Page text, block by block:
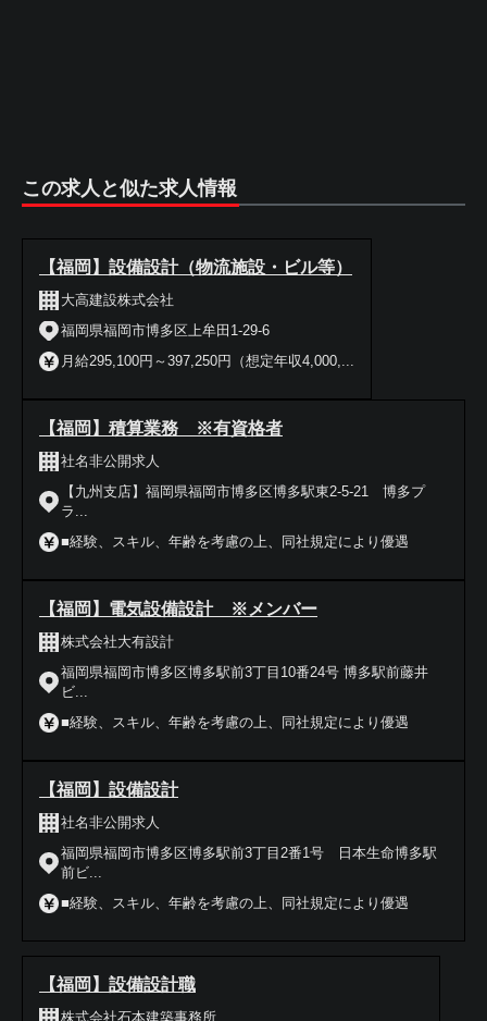
この求人と似た求人情報
【福岡】設備設計（物流施設・ビル等）
大高建設株式会社
福岡県福岡市博多区上牟田1-29-6
月給295,100円～397,250円（想定年収4,000,...
【福岡】積算業務 ※有資格者
社名非公開求人
【九州支店】福岡県福岡市博多区博多駅東2-5-21 博多プ
ラ...
■経験、スキル、年齢を考慮の上、同社規定により優遇
【福岡】電気設備設計 ※メンバー
株式会社大有設計
福岡県福岡市博多区博多駅前3丁目10番24号 博多駅前藤井
ビ...
■経験、スキル、年齢を考慮の上、同社規定により優遇
【福岡】設備設計
社名非公開求人
福岡県福岡市博多区博多駅前3丁目2番1号 日本生命博多駅
前ビ...
■経験、スキル、年齢を考慮の上、同社規定により優遇
【福岡】設備設計職
株式会社石本建築事務所